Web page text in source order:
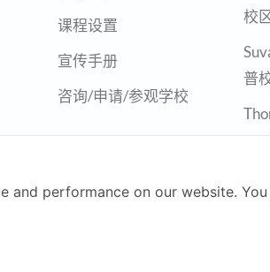
课程设置
宣传手册
咨询/申请/参观学校
校
普
and performance on our website.